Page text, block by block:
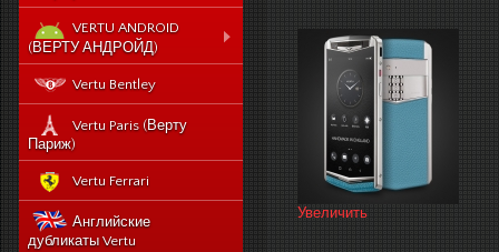
VERTU ANDROID
(ВЕРТУ АНДРОЙД)
Новый Vertu Signature
New Touch
Vertu Constellation X duos
Sim - смартфон Верту
Констелейшен икс на две
сим карты
Vertu Signature touch
Vertu Aster (Верту Астер)
Vertu Bentley
Vertu Paris (Верту
Париж)
Vertu Ferrari
Английские
дубликаты Vertu
Увеличить